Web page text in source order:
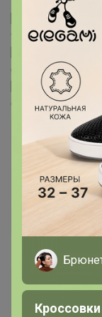
98...[/IMG][/URL]
6878b9...]
66...
[/IMG][/URL]
Внешняя
837A9851.jpg |
загрузить фото
Надежный сервис
Кроссовки